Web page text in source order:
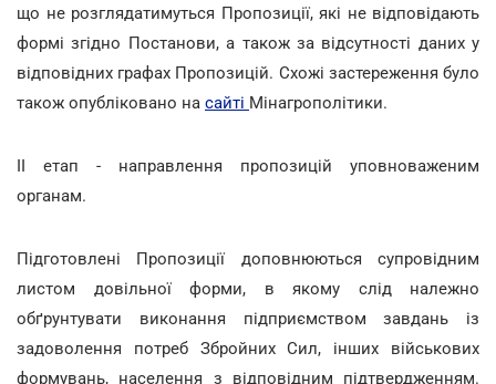
що не розглядатимуться Пропозиції, які не відповідають
формі згідно Постанови, а також за відсутності даних у
відповідних графах Пропозицій. Схожі застереження було
також опубліковано на сайті Мінагрополітики.
ІІ етап - направлення пропозицій уповноваженим
органам.
Підготовлені Пропозиції доповнюються супровідним
листом довільної форми, в якому слід належно
обґрунтувати виконання підприємством завдань із
задоволення потреб Збройних Сил, інших військових
формувань, населення з відповідним підтвердженням.